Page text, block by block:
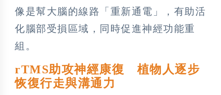
像是幫大腦的線路「重新通電」，有助活
化腦部受損區域，同時促進神經功能重
組。
rTMS助攻神經康復 植物人逐步
恢復行走與溝通力